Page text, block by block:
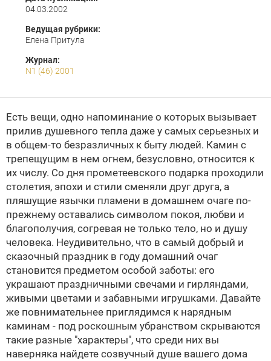
04.03.2002
Ведущая рубрики:
Елена Притула
Журнал:
N1 (46) 2001
Есть вещи, одно напоминание о которых вызывает
прилив душевного тепла даже у самых серьезных и
в общем-то безразличных к быту людей. Камин с
трепещущим в нем огнем, безусловно, относится к
их числу. Со дня прометеевского подарка проходили
столетия, эпохи и стили сменяли друг друга, а
пляшущие язычки пламени в домашнем очаге по-
прежнему оставались символом покоя, любви и
благополучия, согревая не только тело, но и душу
человека. Неудивительно, что в самый добрый и
сказочный праздник в году домашний очаг
становится предметом особой заботы: его
украшают праздничными свечами и гирляндами,
живыми цветами и забавными игрушками. Давайте
же повнимательнее приглядимся к нарядным
каминам - под роскошным убранством скрываются
такие разные "характеры", что среди них вы
наверняка найдете созвучный душе вашего дома